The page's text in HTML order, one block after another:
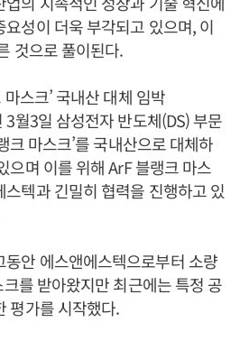
성이 더욱 부각되고 있으며, 이
것으로 풀이된다.
스크’ 국내산 대체 임박
월3일 삼성전자 반도체(DS) 부문
크 마스크’를 국내산으로 대체하
으며 이를 위해 ArF 블랭크 마스
텍과 긴밀히 협력을 진행하고 있
안 에스앤에스텍으로부터 소량
를 받아왔지만 최근에는 특정 공
평가를 시작했다.